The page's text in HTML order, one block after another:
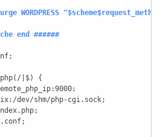
WORDPRESS
end ######
|$) {
dev/shm/php-cgi.sock;